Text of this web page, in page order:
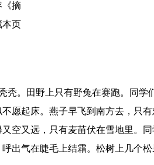
《摘
本页
。田野上只有野兔在赛跑。同学
愿起床。燕子早飞到南方去，只
空又远，只有麦苗伏在雪地里。同
出气在睫毛上结霜。松树上几个